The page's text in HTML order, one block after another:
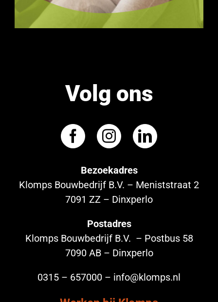
Volg ons
Bezoekadres
Klomps Bouwbedrijf B.V. – Meniststraat 2
7091 ZZ – Dinxperlo
Postadres
Klomps Bouwbedrijf B.V. – Postbus 58
7090 AB – Dinxperlo
0315 – 657000 – info@klomps.nl